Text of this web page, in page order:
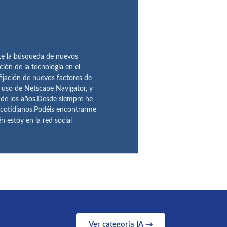
la búsqueda de nuevos
de la tecnología en el
de nuevos factores de
de Netscape Navigator, y
los años.Desde siempre he
encontrarme
estoy en la red social
Ver categoría IA →